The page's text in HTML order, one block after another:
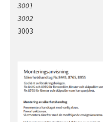
3001
3002
3003